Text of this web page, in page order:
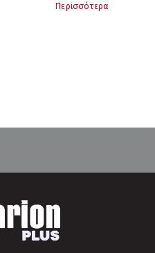
γωνία. Σε καθαρές
διαθέτει ένδειξη
Περισσότερα